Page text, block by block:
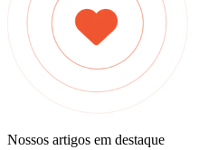
Nossos artigos em destaque